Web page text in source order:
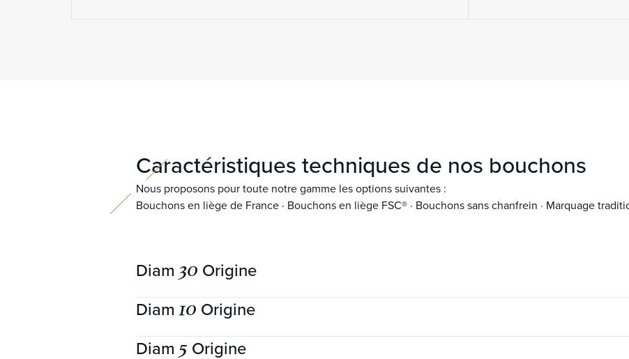
Caractéristiques techniques de nos bouchons
Nous proposons pour toute notre gamme les options suivantes :
Bouchons en liège de France · Bouchons en liège FSC® · Bouchons sans chanfrein · Marquage
Diam 30 Origine
Garantie mécanique
Longueurs disponibles (mm)
Diam10 Origine
Diam 5 Origine